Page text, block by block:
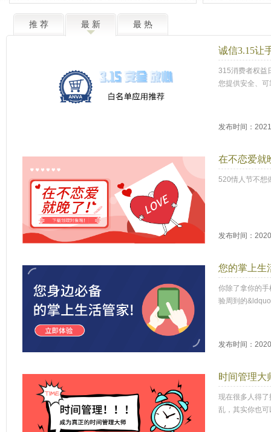
推 荐 最 新 最 热
诚信3.15让
315消费者权益
您提供安全、
发布时间：
在不恋爱就
520情人节不想
发布时间：
您的掌上生
你除了拿你的
验周到的
发布时间：
时间管理大
现在很多人得
乱，其实你也